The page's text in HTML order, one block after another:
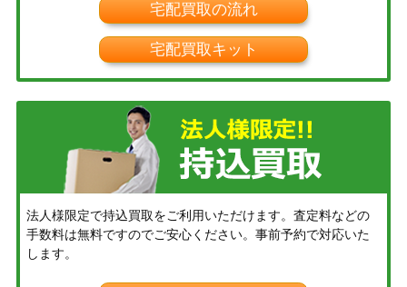
宅配買取の流れ
宅配買取キット
法人様限定で持込買取をご利用いただけます。査定料などの
手数料は無料ですのでご安心ください。事前予約で対応いた
します。